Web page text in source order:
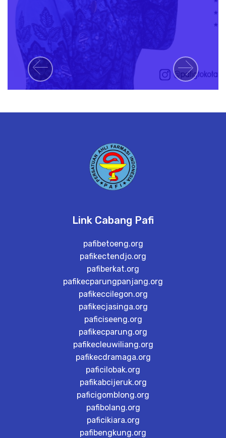
Previous Next
Link Cabang Pafi
pafibetoeng.org
pafikectendjo.org
pafiberkat.org
pafikecparungpanjang.org
pafikeccilegon.org
pafikecjasinga.org
paficiseeng.org
pafikecparung.org
pafikecleuwiliang.org
pafikecdramaga.org
paficilobak.org
pafikabcijeruk.org
paficigomblong.org
pafibolang.org
paficikiara.org
pafibengkung.org